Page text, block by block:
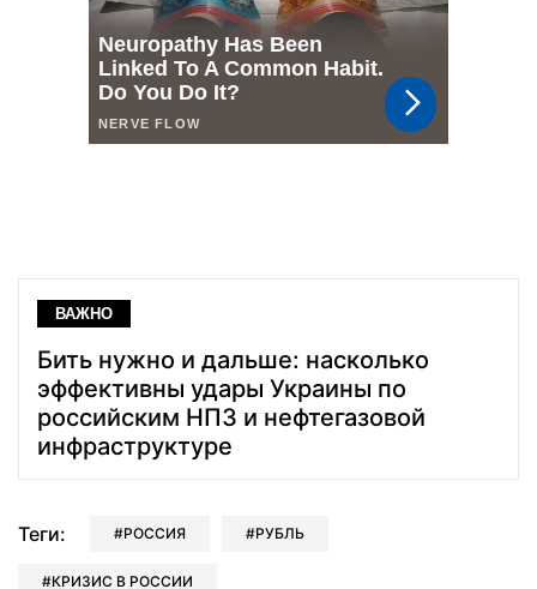
ВАЖНО
Бить нужно и дальше: насколько
эффективны удары Украины по
российским НПЗ и нефтегазовой
инфраструктуре
Теги: РОССИЯ РУБЛЬ
КРИЗИС В РОССИИ